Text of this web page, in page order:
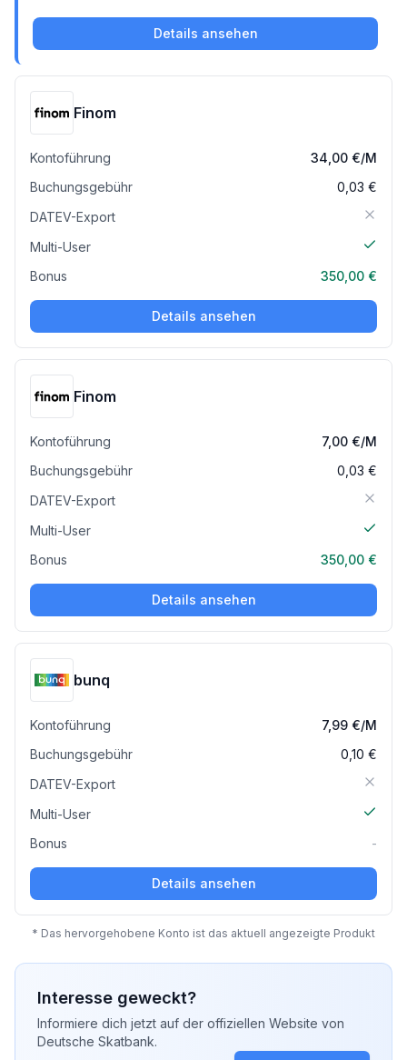
Details ansehen
Finom
Kontoführung 34,00 €/M
Buchungsgebühr
0,03 €
DATEV-Export
Multi-User
Bonus
350,00 €
Details ansehen
Finom
Kontoführung 7,00 €/M
Buchungsgebühr
0,03 €
DATEV-Export
Multi-User
Bonus
350,00 €
Details ansehen
bunq
Kontoführung 7,99 €/M
Buchungsgebühr
0,10 €
DATEV-Export
Multi-User
Bonus
-
Details ansehen
* Das hervorgehobene Konto ist das aktuell angezeigte Produkt
Interesse geweckt?
Informiere dich jetzt auf der offiziellen Website von
Deutsche Skatbank.